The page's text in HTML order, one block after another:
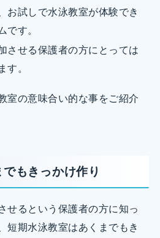
お試しで水泳教室が体験でき
です。
させる保護者の方にとっては
す。
室の意味合い的な事をご紹介
もきっかけ作り
せるという保護者の方に知っ
短期水泳教室はあくまでもき